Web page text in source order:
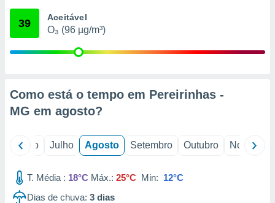
através
1199
39 Aceitável
O₃ (96 µg/m³)
Como está o tempo em Pereirinhas -
MG em agosto?
Junho Julho Agosto Setembro Outubro Novembro
T. Média : 18°C Máx.: 25°C Min: 12°C
Dias de chuva: 3 dias